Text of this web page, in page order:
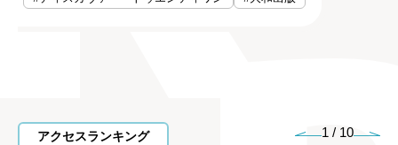
アクセスランキング 1 / 10